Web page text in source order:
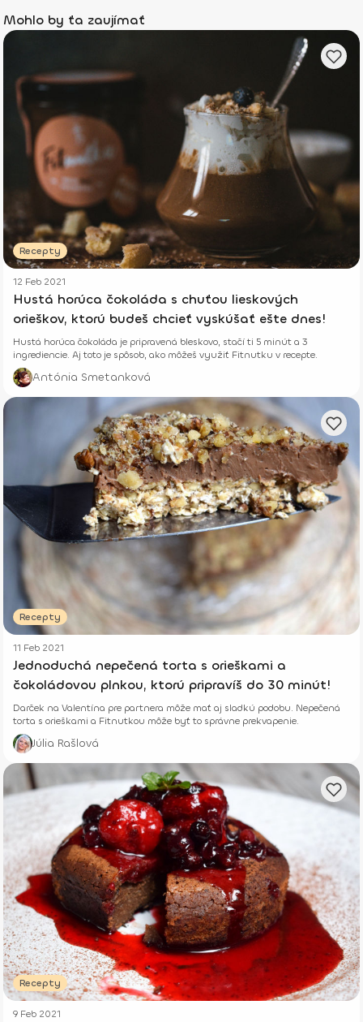
Mohlo by ťa zaujímať
Recepty
12 Feb 2021
Hustá horúca čokoláda s chuťou lieskových
orieškov, ktorú budeš chcieť vyskúšať ešte dnes!
Hustá horúca čokoláda je pripravená bleskovo, stačí ti 5 minút a 3
ingrediencie. Aj toto je spôsob, ako môžeš využiť Fitnutku v recepte.
Antónia Smetanková
Recepty
11 Feb 2021
Jednoduchá nepečená torta s orieškami a
čokoládovou plnkou, ktorú pripravíš do 30 minút!
Darček na Valentína pre partnera môže mať aj sladkú podobu. Nepečená
torta s orieškami a Fitnutkou môže byť to správne prekvapenie.
Júlia Rašlová
Recepty
9 Feb 2021